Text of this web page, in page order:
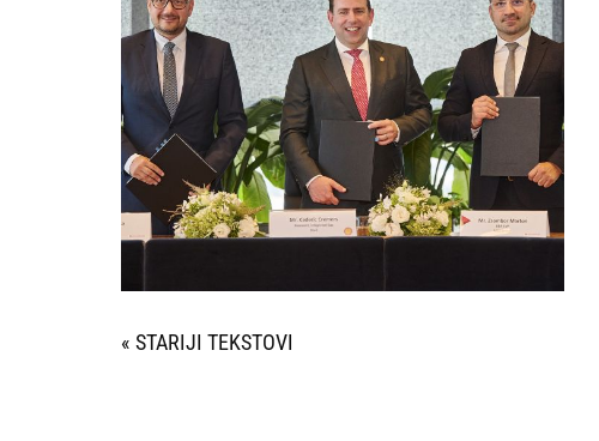
« STARIJI UNOSI